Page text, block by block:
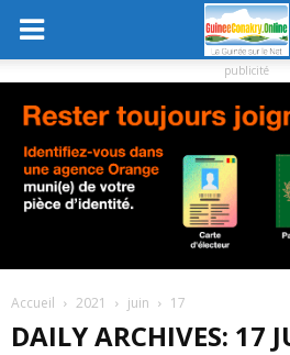
publicité
Accueil 2021 juin 17
DAILY ARCHIVES: 17